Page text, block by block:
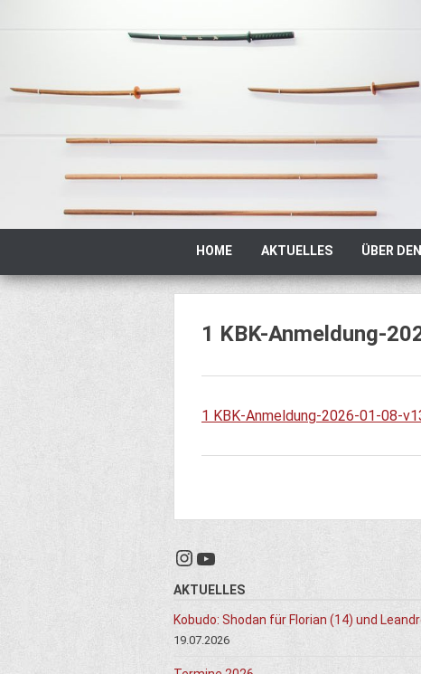
springen
HOME AKTUELLES ÜBER
1 KBK-Anmeldung-
1 KBK-Anmeldung-2026-01-08-
Instagram
YouTube
AKTUELLES
Kobudo: Shodan für Florian (14) und
19.07.2026